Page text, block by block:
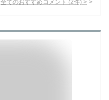
全てのおすすめコメント (2件) >